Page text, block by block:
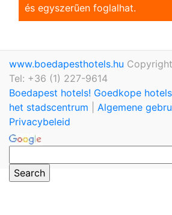
és egyszerũen foglalhat.
www.boedapesthotels.hu
Tel: +36 (1) 227-9614
Boedapest hotels! Goedkope
het stadscentrum
Algemene
Privacybeleid